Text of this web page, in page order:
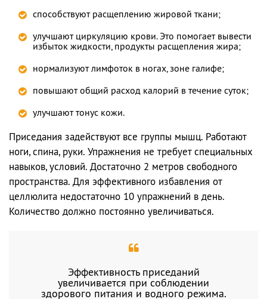
способствуют расщеплению жировой ткани;
улучшают циркуляцию крови. Это помогает вывести
избыток жидкости, продукты расщепления жира;
нормализуют лимфоток в ногах, зоне галифе;
повышают общий расход калорий в течение суток;
улучшают тонус кожи.
Приседания задействуют все группы мышц. Работают
ноги, спина, руки. Упражнения не требует специальных
навыков, условий. Достаточно 2 метров свободного
пространства. Для эффективного избавления от
целлюлита недостаточно 10 упражнений в день.
Количество должно постоянно увеличиваться.
Эффективность приседаний
увеличивается при соблюдении
здорового питания и водного режима.